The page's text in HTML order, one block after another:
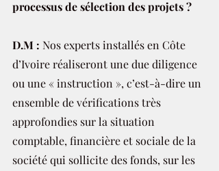
processus de sélection des projets ?
D.M : Nos experts installés en Côte
d’Ivoire réaliseront une due diligence
ou une « instruction », c’est-à-dire un
ensemble de vérifications très
approfondies sur la situation
comptable, financière et sociale de la
société qui sollicite des fonds, sur les